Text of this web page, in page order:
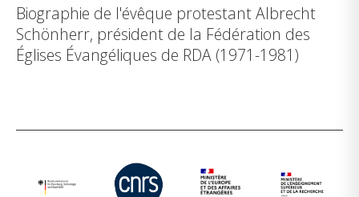
Biographie de l'évêque protestant Albrecht
Schönherr, président de la Fédération des
Églises Évangéliques de RDA (1971-1981)